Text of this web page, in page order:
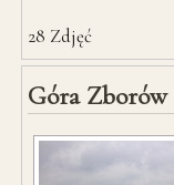
28 Zdjęć
Góra Zborów